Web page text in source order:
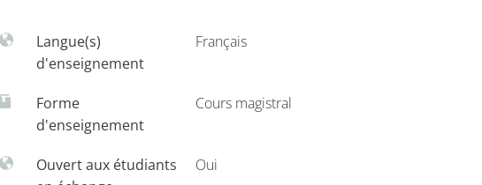
Langue(s)
d'enseignement
Français
Forme
d'enseignement
Cours magistral
Ouvert aux étudiants
Oui